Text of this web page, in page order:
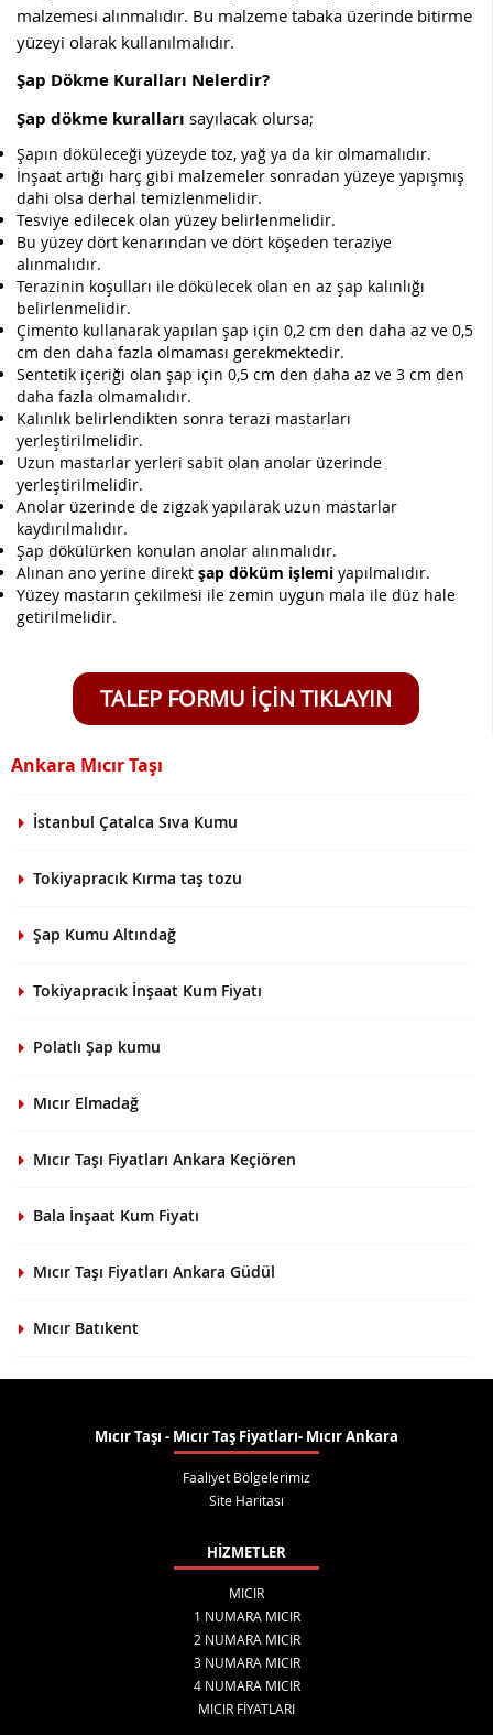
malzemesi alınmalıdır. Bu malzeme tabaka üzerinde bitirme
yüzeyi olarak kullanılmalıdır.
Şap Dökme Kuralları Nelerdir?
Şap dökme kuralları sayılacak olursa;
Şapın döküleceği yüzeyde toz, yağ ya da kir olmamalıdır.
İnşaat artığı harç gibi malzemeler sonradan yüzeye yapışmış
dahi olsa derhal temizlenmelidir.
Tesviye edilecek olan yüzey belirlenmelidir.
Bu yüzey dört kenarından ve dört köşeden teraziye
alınmalıdır.
Terazinin koşulları ile dökülecek olan en az şap kalınlığı
belirlenmelidir.
Çimento kullanarak yapılan şap için 0,2 cm den daha az ve 0,5
cm den daha fazla olmaması gerekmektedir.
Sentetik içeriği olan şap için 0,5 cm den daha az ve 3 cm den
daha fazla olmamalıdır.
Kalınlık belirlendikten sonra terazi mastarları
yerleştirilmelidir.
Uzun mastarlar yerleri sabit olan anolar üzerinde
yerleştirilmelidir.
Anolar üzerinde de zigzak yapılarak uzun mastarlar
kaydırılmalıdır.
Şap dökülürken konulan anolar alınmalıdır.
Alınan ano yerine direkt şap döküm işlemi yapılmalıdır.
Yüzey mastarın çekilmesi ile zemin uygun mala ile düz hale
getirilmelidir.
TALEP FORMU İÇİN TIKLAYIN
Ankara Mıcır Taşı
İstanbul Çatalca Sıva Kumu
Tokiyapracık Kırma taş tozu
Şap Kumu Altındağ
Tokiyapracık İnşaat Kum Fiyatı
Polatlı Şap kumu
Mıcır Elmadağ
Mıcır Taşı Fiyatları Ankara Keçiören
Bala İnşaat Kum Fiyatı
Mıcır Taşı Fiyatları Ankara Güdül
Mıcır Batıkent
Mıcır Taşı - Mıcır Taş Fiyatları- Mıcır Ankara
Faaliyet Bölgelerimiz
Site Haritası
HİZMETLER
MICIR
1 NUMARA MICIR
2 NUMARA MICIR
3 NUMARA MICIR
4 NUMARA MICIR
MICIR FİYATLARI